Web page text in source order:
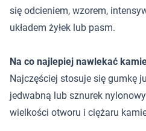
się odcieniem, wzorem,
układem żyłek lub pasm.
Na co najlepiej nawlekać
Najczęściej stosuje się gumkę
jedwabną lub sznurek
wielkości otworu i ciężaru